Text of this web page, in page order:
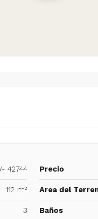
42744 Precio
112 m² Area del
3 Baños